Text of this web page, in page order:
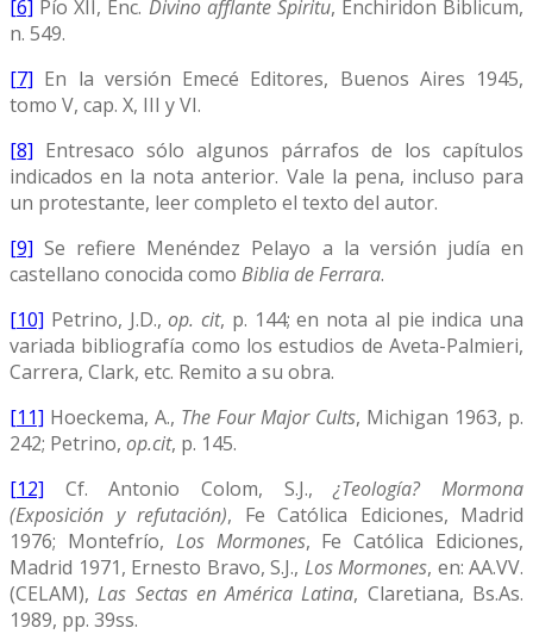
[6] Pío XII, Enc. Divino afflante Spiritu, Enchiridon Biblicum,
n. 549.
[7] En la versión Emecé Editores, Buenos Aires 1945,
tomo V, cap. X, III y VI.
[8] Entresaco sólo algunos párrafos de los capítulos
indicados en la nota anterior. Vale la pena, incluso para
un protestante, leer completo el texto del autor.
[9] Se refiere Menéndez Pelayo a la versión judía en
castellano conocida como Biblia de Ferrara.
[10] Petrino, J.D.,op. cit, p. 144; en nota al pie indica una
variada bibliografía como los estudios de Aveta-Palmieri,
Carrera, Clark, etc. Remito a su obra.
[11] Hoeckema, A., The Four Major Cults, Michigan 1963, p.
242; Petrino, op.cit, p. 145.
[12] Cf. Antonio Colom, S.J.,¿Teología? Mormona
(Exposición y refutación), Fe Católica Ediciones, Madrid
1976; Montefrío, Los Mormones, Fe Católica Ediciones,
Madrid 1971, Ernesto Bravo, S.J., Los Mormones, en: AA.VV.
(CELAM),Las Sectas en América Latina, Claretiana, Bs.As.
1989, pp. 39ss.